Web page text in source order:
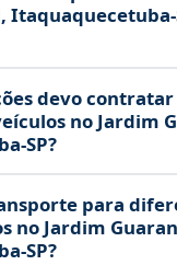
devo contratar
no Jardim
para
no Jardim